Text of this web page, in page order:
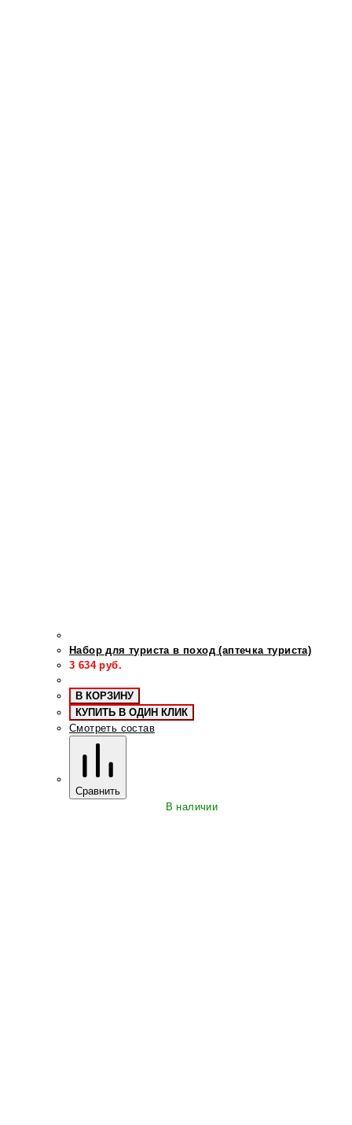
Набор для туриста в поход (аптечка туриста)
3 634руб.
В КОРЗИНУ
КУПИТЬ В ОДИН КЛИК
Смотреть состав
Сравнить
В наличии